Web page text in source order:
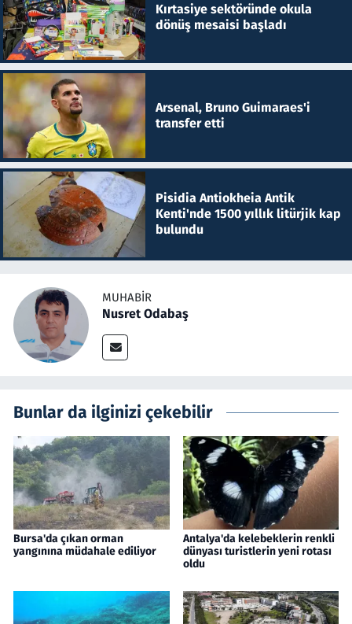
Kırtasiye sektöründe okula
dönüş mesaisi başladı
Arsenal, Bruno Guimaraes'i
transfer etti
Pisidia Antiokheia Antik
Kenti'nde 1500 yıllık litürjik kap
bulundu
MUHABIR
Nusret Odabaş
Bunlar da ilginizi çekebilir
Bursa'da çıkan orman
yangınına müdahale ediliyor
Antalya'da kelebeklerin renkli
dünyası turistlerin yeni rotası
oldu